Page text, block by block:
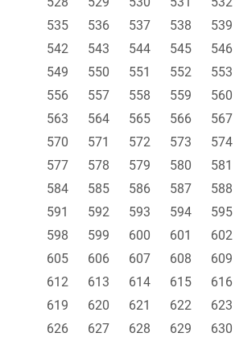
535
536 537 538 539
542
543 544 545 546
549
550 551 552 553
556
557 558 559 560
563
564 565 566 567
570
571 572 573 574
577
578 579 580 581
584
585 586 587 588
591
592 593 594 595
598
599 600 601 602
605
606 607 608 609
612
613 614 615 616
619
620 621 622 623
626
627 628 629 630